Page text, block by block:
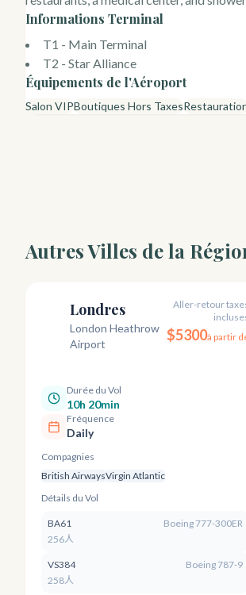
Informations Terminal
T1 - Main Terminal
T2 - Star Alliance
Équipements de l'Aéroport
Salon VIPBoutiques Hors Taxes
Autres Villes de la
Londres
London Heathrow
Airport
Aller-retour
$5300à partir
Durée du Vol
10h 20min
Fréquence
Daily
Compagnies
British AirwaysVirgin Atlantic
Détails du Vol
BA61
Boeing 777-300ER
256人
VS384
Boeing 787-9
258人